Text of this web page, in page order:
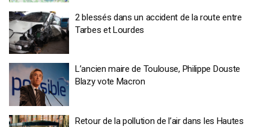
2 blessés dans un accident de la route entre
Tarbes et Lourdes
L’ancien maire de Toulouse, Philippe Douste
Blazy vote Macron
Retour de la pollution de l’air dans les Hautes